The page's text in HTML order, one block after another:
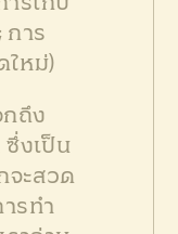
การ
ใหม่)
ถึง
ซึ่งเป็น
จะสวด
รทำ